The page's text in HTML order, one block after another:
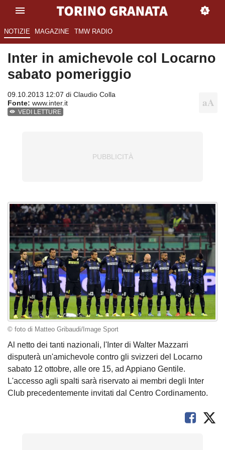
NOTIZIE MAGAZINE TMW RADIO
Inter in amichevole col Locarno
sabato pomeriggio
09.10.2013 12:07 di Claudio Colla
Fonte: www.inter.it
VEDI LETTURE
© foto di Matteo Gribaudi/Image Sport
Al netto dei tanti nazionali, l'Inter di Walter Mazzarri
disputerà un'amichevole contro gli svizzeri del Locarno
sabato 12 ottobre, alle ore 15, ad Appiano Gentile.
L'accesso agli spalti sarà riservato ai membri degli Inter
Club precedentemente invitati dal Centro Cordinamento.